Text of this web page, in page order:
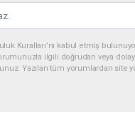
Kuralları’nı kabul etmiş
ilgili doğrudan veya
Yazılan tüm yorumlardan site